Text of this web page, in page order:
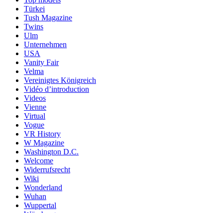
Türkei
Tush Magazine
Twins
Ulm
Unternehmen
USA
Vanity Fair
Velma
Vereinigtes Königreich
Vidéo d’introduction
Videos
Vienne
Virtual
Vogue
VR History
W Magazine
Washington D.C.
Welcome
Widerrufsrecht
Wiki
Wonderland
Wuhan
Wuppertal